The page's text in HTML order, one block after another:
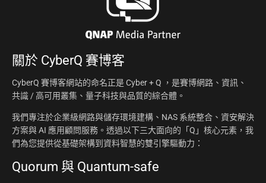
關於 CyberQ 賽博客
CyberQ 賽博客網站的命名正是 Cyber + Q ，是賽博網路、資訊、
共識 / 高可用叢集、量子科技與品質的綜合體。
我們專注於企業級網路與儲存環境建構、NAS 系統整合、資安解決
方案與 AI 應用顧問服務。透過以下三大面向的「Q」核心元素，我
們為您提供從基礎架構到資料智慧的雙引擎驅動力：
Quorum 與 Quantum-safe